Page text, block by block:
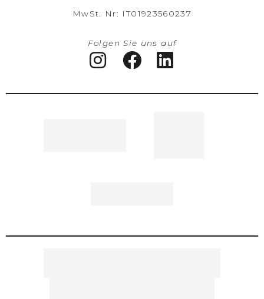
MwSt. Nr: IT01923560237
Folgen Sie uns auf